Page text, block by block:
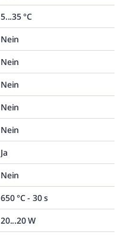
5...35 °C
Nein
Nein
Nein
Nein
Nein
Ja
Nein
650 °C - 30 s
20...20 W